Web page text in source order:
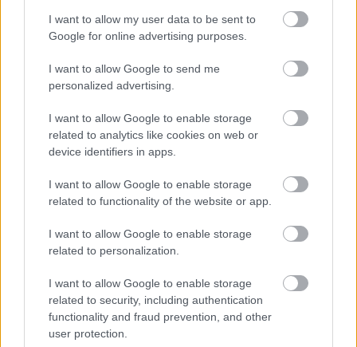
I want to allow my user data to be sent to
Google for online advertising purposes.
I want to allow Google to send me
personalized advertising.
I want to allow Google to enable storage
related to analytics like cookies on web or
device identifiers in apps.
I want to allow Google to enable storage
related to functionality of the website or app.
I want to allow Google to enable storage
related to personalization.
I want to allow Google to enable storage
related to security, including authentication
functionality and fraud prevention, and other
user protection.
, στη βορειοανατολική
Εύβοια. Από τη Χαλκίδα απέχει 50 χιλιόμετρα ( 1
ώρα και 10 λεπτά περίπου με το αυτοκίνητο). Από
την Κήρινθο ακολουθείς πινακίδες προς Πετάλη – ο
ασφαλτοστρωμένος μέχρι ένα
σημείοκαι στη συνέχεια γίνεταιχωματόδρομος
(περίπου 3-4 χλμ.), βατός όμως για κανονικό Ι.Χ.,
ειδικά σε ξηρή περίοδο. Θέλει λίγο προσοχή, αλλά
δεν είναι απροσπέλαστος.